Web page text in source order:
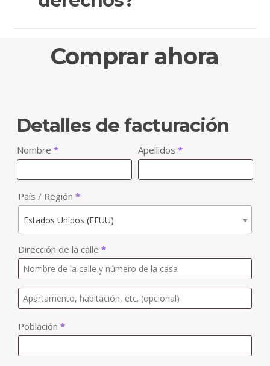
cada artículo para complementar el contenido y
mejorar la experiencia del lector, asegurando que
Comprar ahora
Detalles de facturación
Nombre * Apellidos *
País / Región *
Estados Unidos (EEUU)
Dirección de la calle *
Apartamento,
escalera,
Población *